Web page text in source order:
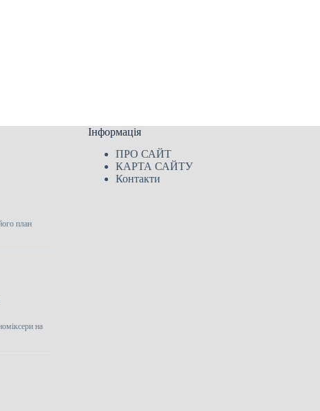
план
на
Інформація
ПРО САЙТ
КАРТА САЙТУ
Контакти